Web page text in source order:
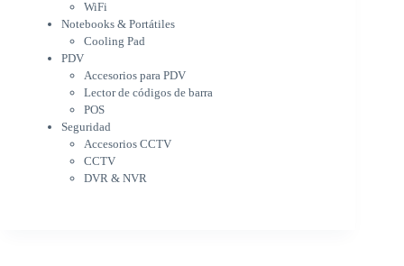
PDV
Accesorios para PDV
Lector de códigos de barra
POS
Seguridad
Accesorios CCTV
CCTV
DVR & NVR
Sin categorizar
WiFi
Notebooks & Portátiles
Cooling Pad
PDV
Accesorios para PDV
Lector de códigos de barra
POS
Seguridad
Accesorios CCTV
CCTV
DVR & NVR